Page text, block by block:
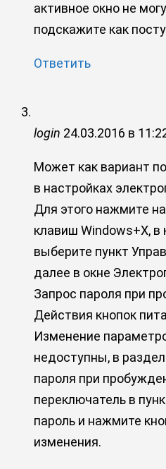
активное окно не
подскажите как
Ответить
login 24.03.2016 в
Может как вариант
в настройках
Для этого нажмите
клавиш Windows+X,
выберите пункт
далее в окне
Запрос пароля при
Действия кнопок
Изменение
недоступны, в
пароля при
переключатель в
пароль и нажмите
изменения.